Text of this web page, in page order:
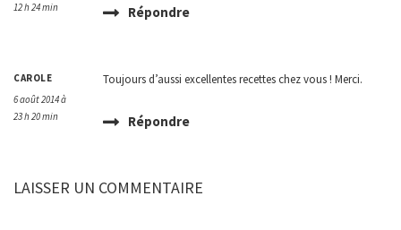
12 h 24 min
Répondre
CAROLE
6 août 2014 à
23 h 20 min
Toujours d’aussi excellentes recettes chez vous ! Merci.
Répondre
LAISSER UN COMMENTAIRE